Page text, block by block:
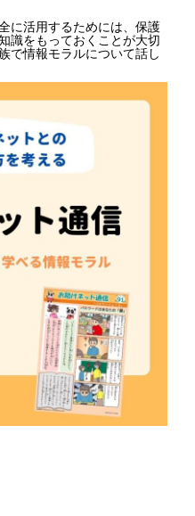
に活用するためには、保護
識をもっておくことが大切
で情報モラルについて話し